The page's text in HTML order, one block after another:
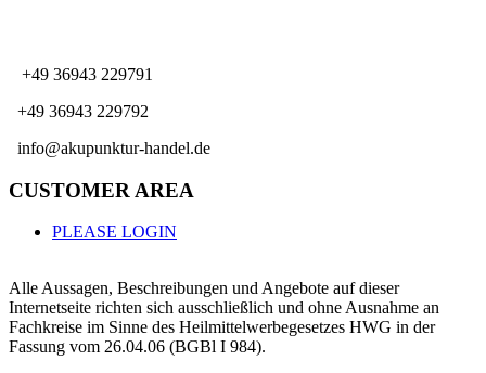
+49 36943 229791
+49 36943 229792
info@akupunktur-handel.de
CUSTOMER AREA
PLEASE LOGIN
Alle Aussagen, Beschreibungen und Angebote auf dieser
Internetseite richten sich ausschließlich und ohne Ausnahme an
Fachkreise im Sinne des Heilmittelwerbegesetzes HWG in der
Fassung vom 26.04.06 (BGBl I 984).